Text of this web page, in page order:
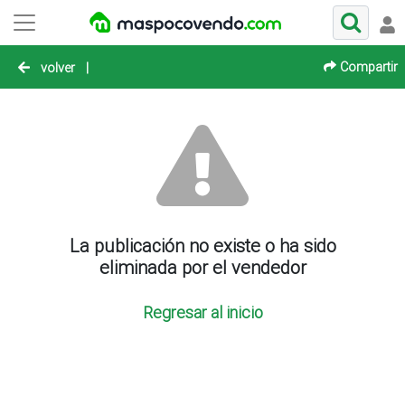
volver | Compartir
La publicación no existe o ha sido
eliminada por el vendedor
Regresar al inicio